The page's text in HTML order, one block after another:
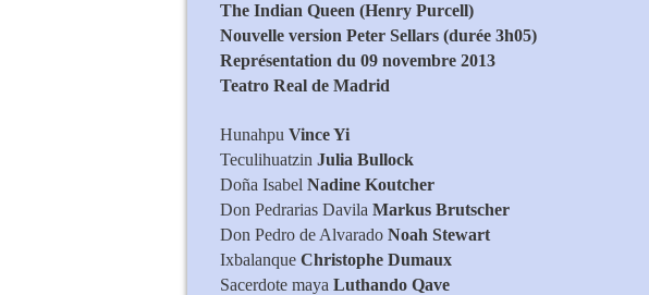
The Indian Queen (Henry Purcell)
Nouvelle version Peter Sellars (durée 3h05)
Représentation du 09 novembre 2013
Teatro Real de Madrid
Hunahpu Vince Yi
Teculihuatzin Julia Bullock
Doña Isabel Nadine Koutcher
Don Pedrarias Davila Markus Brutscher
Don Pedro de Alvarado Noah Stewart
Ixbalanque Christophe Dumaux
Sacerdote maya Luthando Qave